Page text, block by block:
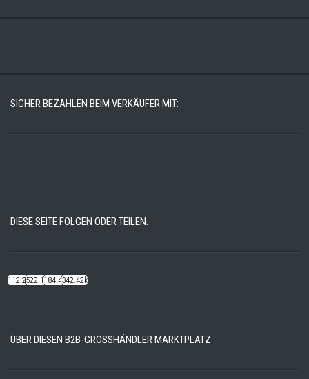
SICHER BEZAHLEN BEIM VERKÄUFER MIT:
DIESE SEITE FOLGEN ODER TEILEN:
112.22k522.14k184.48k342.42k
ÜBER DIESEN B2B-GROSSHÄNDLER MARKTPLATZ